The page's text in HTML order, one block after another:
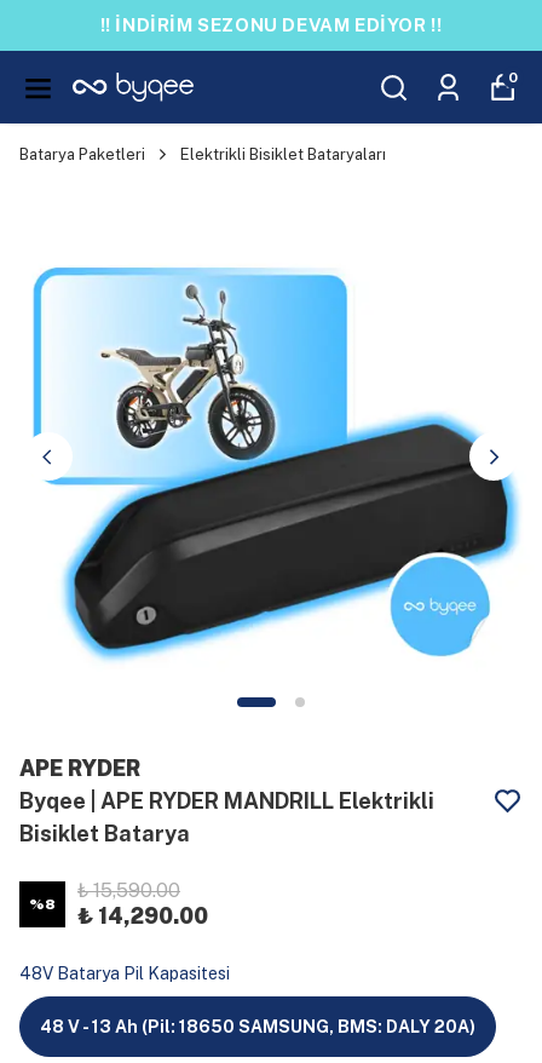
!! İNDİRİM SEZONU DEVAM EDİYOR !!
0
Batarya Paketleri Elektrikli Bisiklet Bataryaları
APE RYDER
Byqee | APE RYDER MANDRILL Elektrikli
Bisiklet Batarya
%8
₺ 15,590.00
₺ 14,290.00
48V Batarya Pil Kapasitesi
48 V - 13 Ah (Pil: 18650 SAMSUNG, BMS: DALY 20A)